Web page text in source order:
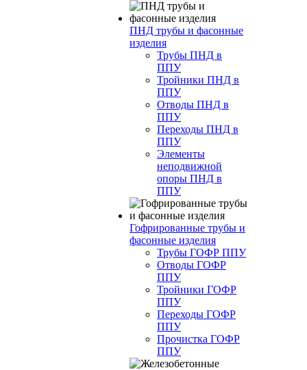
ПНД трубы и фасонные
изделия
Трубы ПНД в
ППУ
Тройники ПНД в
ППУ
Отводы ПНД в
ППУ
Переходы ПНД в
ППУ
Элементы
неподвижной
опоры ПНД в
ППУ
Гофрированные трубы и
фасонные изделия
Трубы ГОФР ППУ
Отводы ГОФР
ППУ
Тройники ГОФР
ППУ
Переходы ГОФР
ППУ
Прочистка ГОФР
ППУ